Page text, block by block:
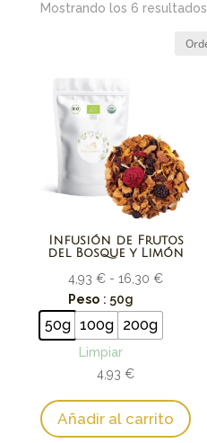
Mostrando los 6 resultados
Infusión de Frutos
del Bosque y Limón
4,93€ - 16,30€Rango
desde
16,30 €
Peso : 50g
50g 100g 200g
Limpiar
4,93€
Añadir al carrito